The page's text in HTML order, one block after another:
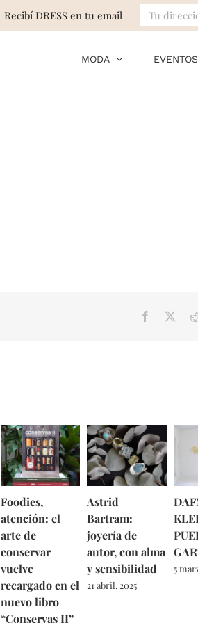
MODA EVENTOS
Facebook
Foodies,
atención: el
arte de
conservar
vuelve
recargado en el
nuevo libro
“Conservas II”
Astrid
Bartram:
joyería de
autor, con alma
y sensibilidad
21 abril, 2025
5
Recibí DRESS en tu email